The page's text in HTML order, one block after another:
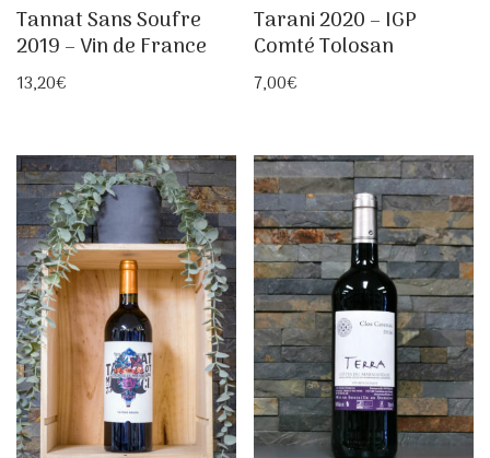
Tannat Sans Soufre
2019 – Vin de France
13,20€
Tarani 2020 – IGP
Comté Tolosan
7,00€